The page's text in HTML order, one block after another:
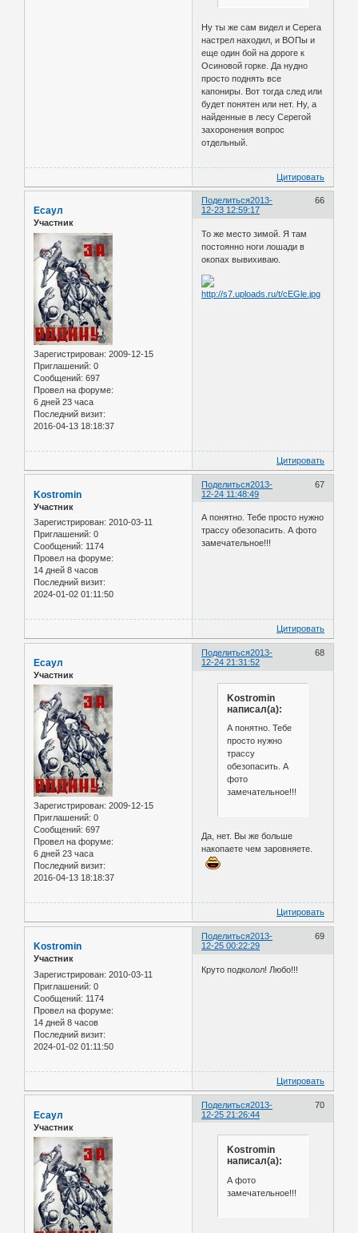
Ну ты же сам видел и Серега
настрел находил, и ВОПы и
еще один бой на дороге к
Осиновой горке. Да нудно
просто поднять все
капониры. Вот тогда след или
будет понятен или нет. Ну, а
найденные в лесу Серегой
захоронения вопрос
отдельный.
Цитировать
Поделиться 66
2013-
12-23 12:59:17
Есаул
Участник
Зарегистрирован: 2009-12-15
Приглашений: 0
Сообщений: 697
Провел на форуме:
6 дней 23 часа
Последний визит:
2016-04-13 18:18:37
То же место зимой. Я там
постоянно ноги лошади в
окопах вывихиваю.
Цитировать
Поделиться 67
2013-
12-24 11:48:49
Kostromin
Участник
Зарегистрирован: 2010-03-11
Приглашений: 0
Сообщений: 1174
Провел на форуме:
14 дней 8 часов
Последний визит:
2024-01-02 01:11:50
А понятно. Тебе просто нужно
трассу обезопасить. А фото
замечательное!!!
Цитировать
Поделиться 68
2013-
12-24 21:31:52
Есаул
Участник
Зарегистрирован: 2009-12-15
Приглашений: 0
Сообщений: 697
Провел на форуме:
6 дней 23 часа
Последний визит:
2016-04-13 18:18:37
Kostromin
написал(а):
А понятно. Тебе
просто нужно
трассу
обезопасить. А
фото
замечательное!!!
Да, нет. Вы же больше
накопаете чем заровняете.
Цитировать
Поделиться 69
2013-
12-25 00:22:29
Kostromin
Участник
Зарегистрирован: 2010-03-11
Приглашений: 0
Сообщений: 1174
Провел на форуме:
14 дней 8 часов
Последний визит:
2024-01-02 01:11:50
Круто подколол! Любо!!!
Цитировать
Поделиться 70
2013-
12-25 21:26:44
Есаул
Участник
Kostromin
написал(а):
А фото
замечательное!!!